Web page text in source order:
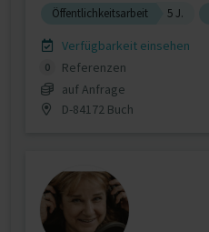
Öffentlichkeitsarbeit 5 J.
Verfügbarkeit einsehen
0
Referenzen
auf Anfrage
D-84172 Buch